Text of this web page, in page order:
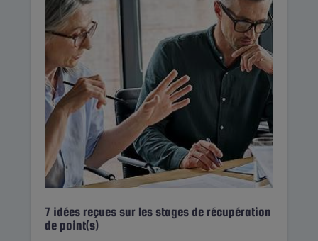
7 idées reçues sur les stages de récupération
de point(s)